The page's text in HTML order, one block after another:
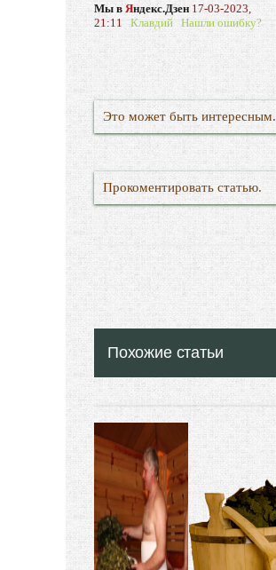
Мы в Яндекс.Дзен 17-03-2023,
21:11Клавдий Нашли ошибку?
Это может быть интересным.
Прокоментировать статью.
Похожие статьи